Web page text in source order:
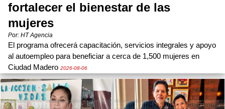
fortalecer el bienestar de las
mujeres
Por: HT Agencia
El programa ofrecerá capacitación, servicios integrales y apoyo
al autoempleo para beneficiar a cerca de 1,500 mujeres en
Ciudad Madero 2026-08-06